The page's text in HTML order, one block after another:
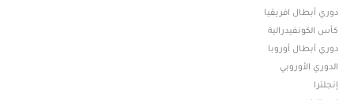
دوري أبطال افريقيا
كأس الكونفيدرالية
دوري أبطال أوروبا
الدوري الأوروبي
إنجلترا